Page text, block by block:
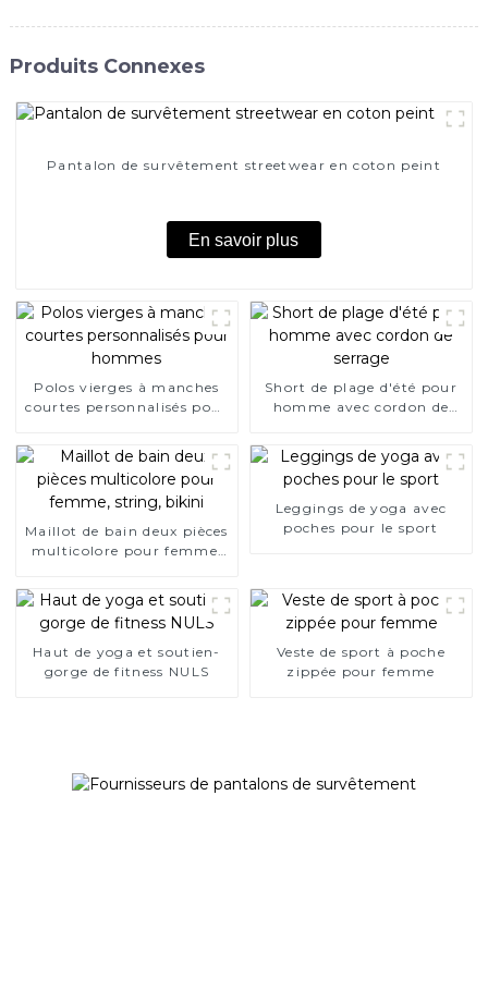
Produits Connexes
Pantalon de survêtement streetwear en coton peint
En savoir plus
Polos vierges à manches
courtes personnalisés pour
Short de plage d'été pour
homme avec cordon de
Maillot de bain deux pièces
multicolore pour femme,
Leggings de yoga avec
poches pour le sport
Haut de yoga et soutien-
gorge de fitness NULS
Veste de sport à poche
zippée pour femme